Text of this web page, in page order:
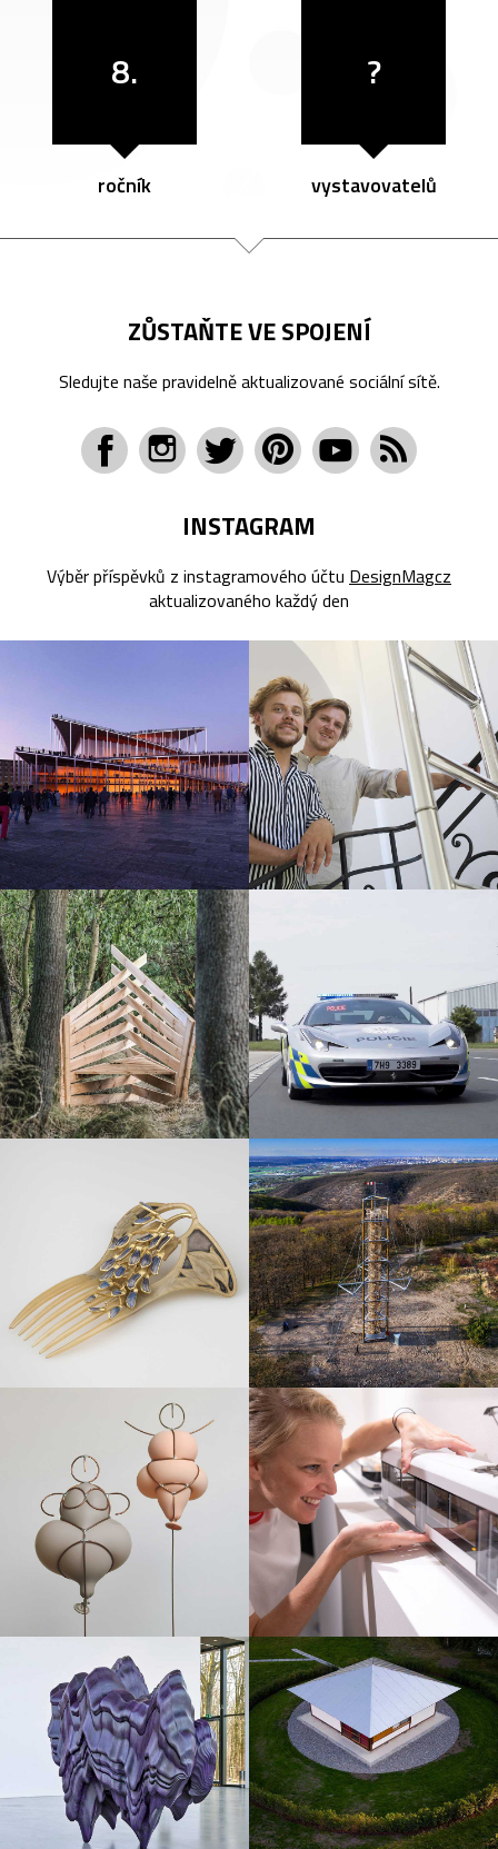
8.
ročník
?
vystavovatelů
ZŮSTAŇTE VE SPOJENÍ
Sledujte naše pravidelně aktualizované sociální sítě.
INSTAGRAM
Výběr příspěvků z instagramového účtu DesignMagcz
aktualizovaného každý den